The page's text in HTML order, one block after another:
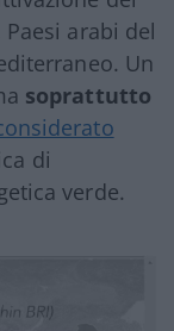
arabi del
Un
soprattutto
di
verde.